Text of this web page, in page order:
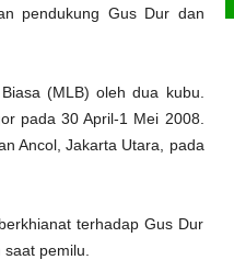
pendukung Gus Dur dan
(MLB) oleh dua kubu.
pada 30 April-1 Mei 2008.
Ancol, Jakarta Utara, pada
terhadap Gus Dur
pemilu.